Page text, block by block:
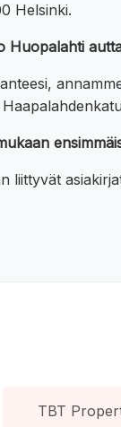
Helsinki.
Huopalahti
liittyvät
TBT